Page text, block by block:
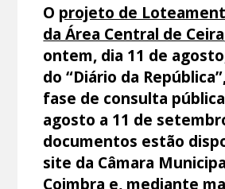
O projeto de
da Área Central de Ceira
ontem, dia 11 de
do “Diário da
fase de consulta
agosto a 11 de
documentos estão
site da Câmara
Coimbra e, mediante